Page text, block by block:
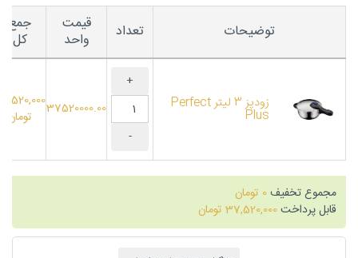
توضیحات تعداد قیمت
واحد
جمع
کل
زودپز 3 لیتر Perfect
Plus
37520000.00
تومان
مجموع تخفیف0 تومان
قابل پرداخت37,520,000 تومان